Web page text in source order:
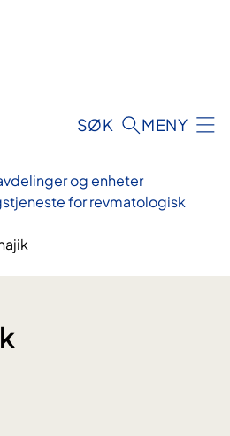
SØK MENY
og enheter
for revmatologisk